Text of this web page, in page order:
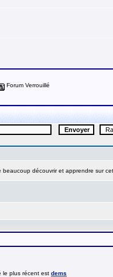
Forum Verrouillé
le plus récent est dems